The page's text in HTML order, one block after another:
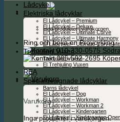
0,00kr
Inga produkter i varukorgen.
Ring och boka en Provcykling
010-330-0575
085-592-2695
Varukorg
Inga produkter i varukorgen.
Lådcykel
Elektriska lådcyklar
El Lådcykel – Premium
El Lådcykel – Deluxe
El Lådcykel – Ultimate Curve
El Lådcykel – Ultimate Harmony
El Lådcykel – Ultimate Curve
Trehjuling Vuxen
Trehjuling Vuxen
El Trehjuling Vuxen
REA
Specialdesignade lådcyklar
Barns lådcykel
El Lådcykel – Dog
El Lådcykel – Workman
El Lådcykel – Workman 2
El Lådcykel – Kindergarten
El Lådcykel – Kindergarten